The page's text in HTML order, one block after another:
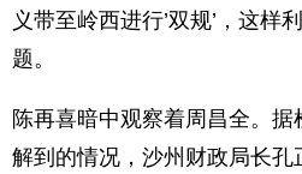
义带至岭西进行’双规’，这样
题。
陈再喜暗中观察着周昌全。
解到的情况，沙州财政局长孔